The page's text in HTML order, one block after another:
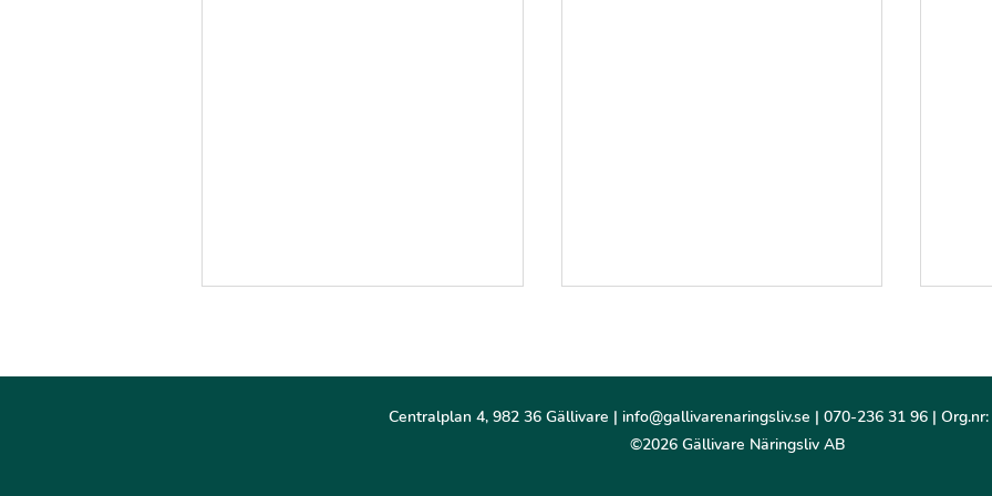
Centralplan 4, 982 36 Gällivare | info@gallivarenaringsliv.se | 070-236 31 96 |
©2026 Gällivare Näringsliv AB